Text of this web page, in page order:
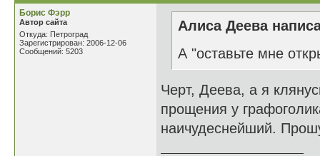
Борис Фэрр
Автор сайта
Откуда: Петроград
Зарегистрирован: 2006-12-06
Сообщений: 5203
Алиса Деева
А "оставьте мне
Черт, Деева, а я
прощения у
наичудеснейший.